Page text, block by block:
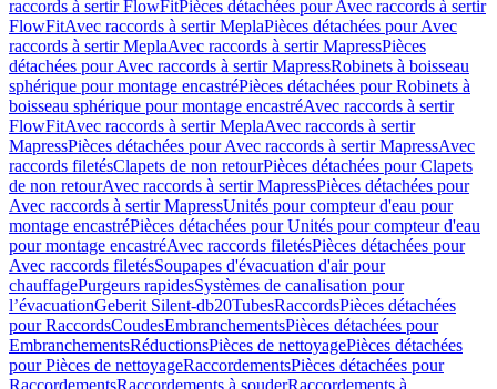
raccords à sertir FlowFitPièces détachées pour Avec raccords à sertir
FlowFitAvec raccords à sertir MeplaPièces détachées pour Avec
raccords à sertir MeplaAvec raccords à sertir MapressPièces
détachées pour Avec raccords à sertir MapressRobinets à boisseau
sphérique pour montage encastréPièces détachées pour Robinets à
boisseau sphérique pour montage encastréAvec raccords à sertir
FlowFitAvec raccords à sertir MeplaAvec raccords à sertir
MapressPièces détachées pour Avec raccords à sertir MapressAvec
raccords filetésClapets de non retourPièces détachées pour Clapets
de non retourAvec raccords à sertir MapressPièces détachées pour
Avec raccords à sertir MapressUnités pour compteur d'eau pour
montage encastréPièces détachées pour Unités pour compteur d'eau
pour montage encastréAvec raccords filetésPièces détachées pour
Avec raccords filetésSoupapes d'évacuation d'air pour
chauffagePurgeurs rapidesSystèmes de canalisation pour
l’évacuationGeberit Silent-db20TubesRaccordsPièces détachées
pour RaccordsCoudesEmbranchementsPièces détachées pour
EmbranchementsRéductionsPièces de nettoyagePièces détachées
pour Pièces de nettoyageRaccordementsPièces détachées pour
RaccordementsRaccordements à souderRaccordements à